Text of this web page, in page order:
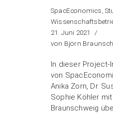
SpacEconomics ,
21. Juni 2021
von Björn
In dieser Project-
von
Anika Zorn, Dr.
Sophie Köhler mit
Braunschweig